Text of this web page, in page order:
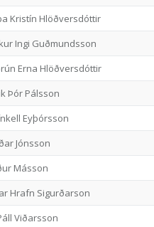
Kristín Hlöðversdóttir
Ingi Guðmundsson
Erna Hlöðversdóttir
Þór Pálsson
Eyþórsson
Jónsson
Másson
Hrafn Sigurðarson
Viðarsson